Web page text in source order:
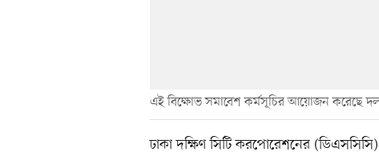
এই বিক্ষোভ সমাবেশ কর্মসূচির আয়োজন করেছে
ঢাকা দক্ষিণ সিটি করপোরেশনের